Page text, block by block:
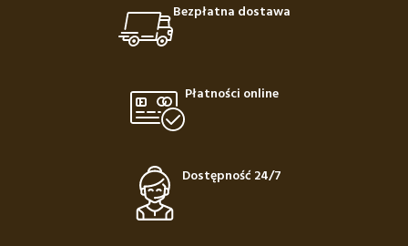
Bezpłatna dostawa
Płatności online
Dostępność 24/7